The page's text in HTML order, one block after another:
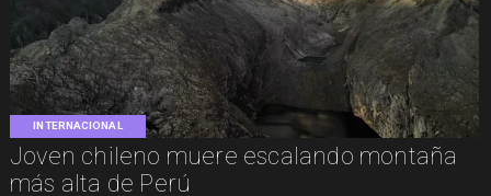
INTERNACIONAL
Joven chileno muere escalando montaña
más alta de Perú